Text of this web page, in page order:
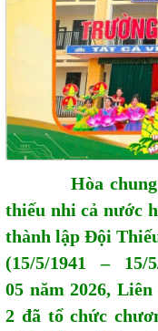
Hòa
thiếu nhi cả nước
thành lập Đội
(15/5/1941 – 15/
05 năm 2026,
2 đã tổ chức